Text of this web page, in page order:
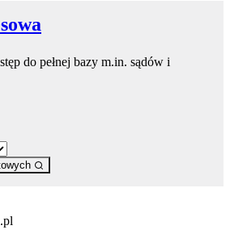
do pełnej bazy m.in. sądów i